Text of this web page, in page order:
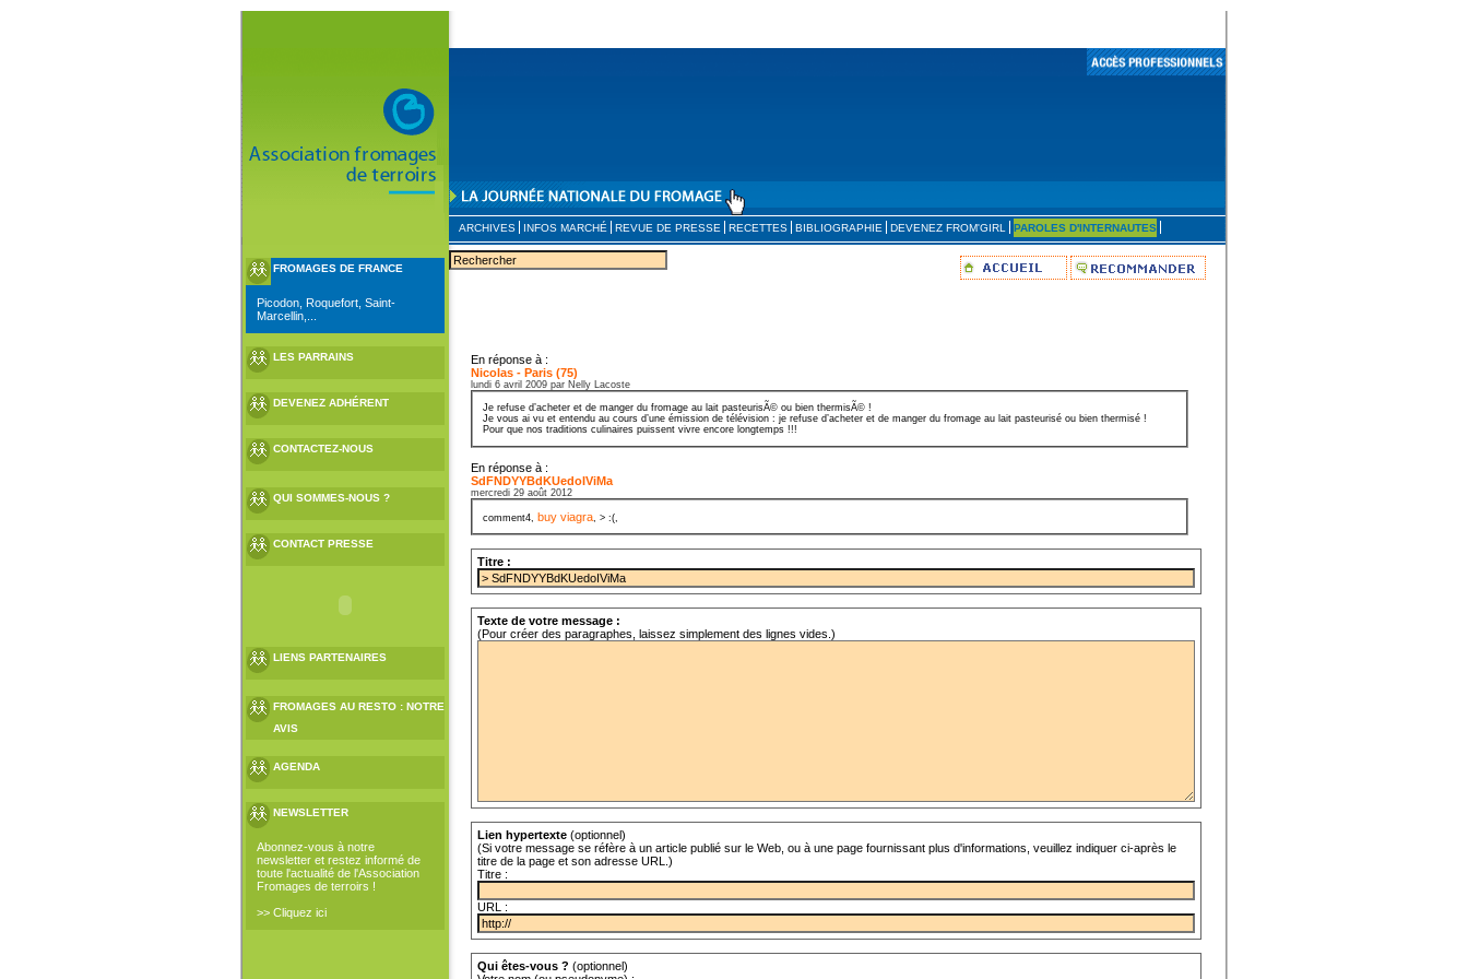
ARCHIVES INFOS MARCHÉ REVUE DE PRESSE RECETTES BIBLIOGRAPHIE DEVENEZ FROM'GIRL PAROLES D'INTERNAUTES
FROMAGES DE FRANCE
Picodon, Roquefort, Saint-
Marcellin,...
LES PARRAINS
DEVENEZ ADHÉRENT
CONTACTEZ-NOUS
QUI SOMMES-NOUS ?
CONTACT PRESSE
LIENS PARTENAIRES
FROMAGES AU RESTO : NOTRE
AVIS
AGENDA
NEWSLETTER
Abonnez-vous à notre
newsletter et restez informé de
toute l'actualité de l'Association
Fromages de terroirs !
>> Cliquez ici
En réponse à :
Nicolas - Paris (75)
lundi 6 avril 2009 par Nelly Lacoste
Je refuse d’acheter et de manger du fromage au lait pasteurisÃ© ou bien thermisÃ© !
Je vous ai vu et entendu au cours d’une émission de télévision : je refuse d’acheter et de manger du fromage au lait pasteurisé ou bien thermisé !
Pour que nos traditions culinaires puissent vivre encore longtemps !!!
En réponse à :
SdFNDYYBdKUedoIViMa
mercredi 29 août 2012
comment4, buy viagra, > :(,
Titre :
Texte de votre message :
(Pour créer des paragraphes, laissez simplement des lignes vides.)
Lien hypertexte (optionnel)
(Si votre message se réfère à un article publié sur le Web, ou à une page fournissant plus d'informations, veuillez indiquer ci-après le
titre de la page et son adresse URL.)
Titre :
URL :
Qui êtes-vous ? (optionnel)